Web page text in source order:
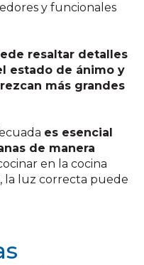
y funcionales
resaltar detalles
estado de ánimo y
más grandes
es esencial
de manera
en la cocina
la luz correcta puede